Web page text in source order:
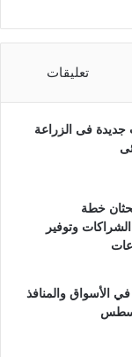
تعليقات
جديدة فى الزراعة
خطة
وتوفير
الأسواق والمنافذ